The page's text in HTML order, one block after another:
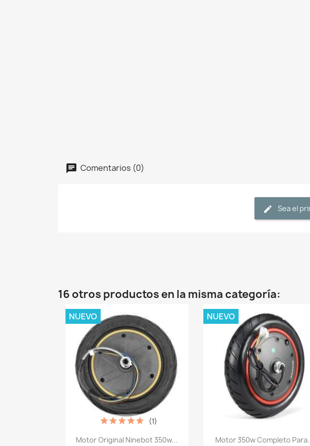
Comentarios (0)
Sea el
16 otros productos en la misma categoría:
Vista rápida
Motor Original Ninebot 350w...
(1)
NUEVO
Vista rápida
Motor 350w Completo
NUEVO